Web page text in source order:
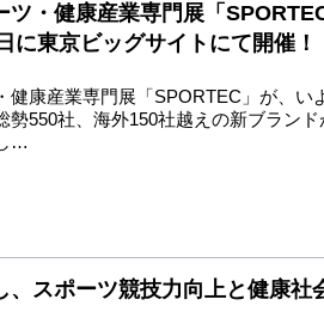
ツ・健康産業専門展「SPORTEC
に東京ビッグサイトにて開催！
健康産業専門展「SPORTEC」が、い
勢550社、海外150社越えの新ブラン
…
、スポーツ競技力向上と健康社